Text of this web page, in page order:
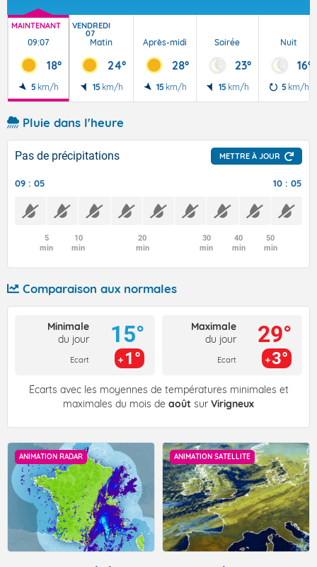
MAINTENANT
09:07
18°
5 km/h
VENDREDI
07
Matin
24°
15 km/h
Après-midi
28°
15 km/h
Soirée
23°
15 km/h
Nuit
16°
5 km/h
Pluie dans l'heure
Pas de précipitations METTRE À JOUR
09 : 05 10 : 05
5
min
10
min
20
min
30
min
40
min
50
min
Comparaison aux normales
Minimale
du jour
Ecart
15°
1°
Maximale
du jour
Ecart
29°
3°
Écarts avec les moyennes de températures minimales et
maximales du mois de août sur Virigneux
ANIMATION RADAR ANIMATION SATELLITE